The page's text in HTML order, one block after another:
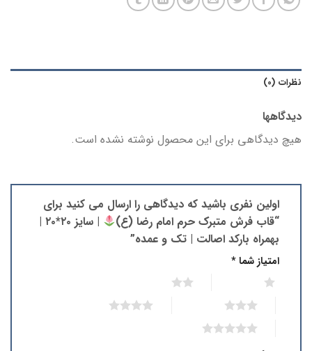
نظرات (0)
دیدگاهها
هیچ دیدگاهی برای این محصول نوشته نشده است.
اولین نفری باشید که دیدگاهی را ارسال می کنید برای
“قاب فرش متبرک حرم امام رضا (ع)
| سایز ۲۰*۲۰ |
بهمراه بارکد اصالت | تک و عمده”
امتیاز شما*